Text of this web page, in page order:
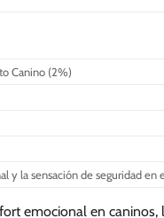
Canino (2%)
y la sensación de seguridad en
emocional en